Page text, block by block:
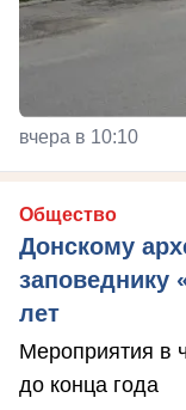
вчера в 10:10
Общество
Донскому
заповеднику
лет
Мероприятия в
до конца года